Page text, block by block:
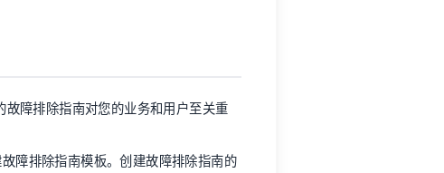
障排除指南对您的业务和用户至关重
障排除指南模板。创建故障排除指南的